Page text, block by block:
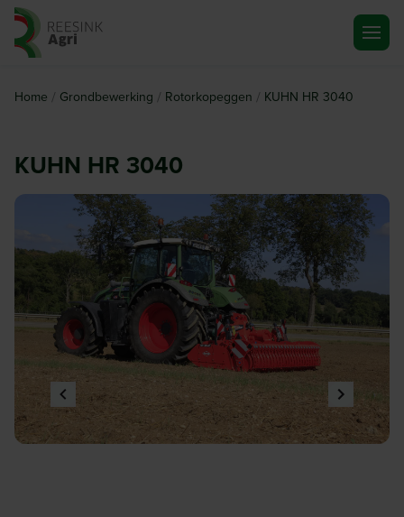
Home / Grondbewerking / Rotorkopeggen / KUHN HR 3040
KUHN HR 3040